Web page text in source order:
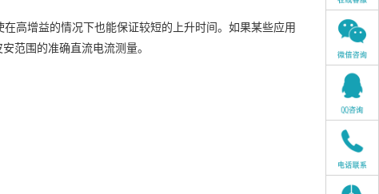
高增益的情况下也能保证较短的上升时间。如果某些应用
范围的准确直流电流测量。